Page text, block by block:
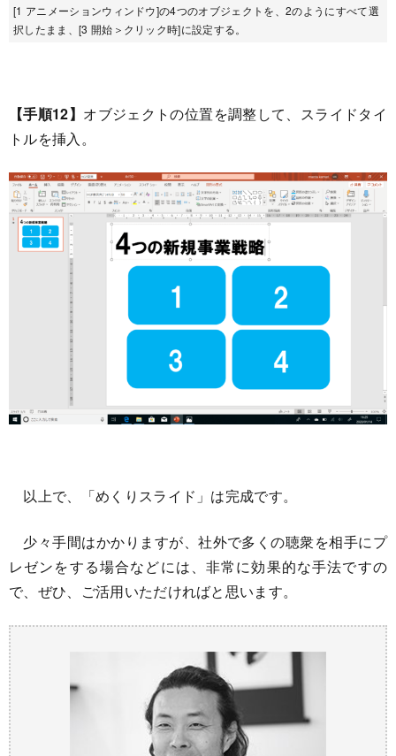
[1 アニメーションウィンドウ]の4つのオブジェクトを、2のようにすべて選
択したまま、[3 開始＞クリック時]に設定する。
【手順12】 オブジェクトの位置を調整して、スライドタイ
トルを挿入。
以上で、「めくりスライド」は完成です。
少々手間はかかりますが、社外で多くの聴衆を相手にプ
レゼンをする場合などには、非常に効果的な手法ですの
で、ぜひ、ご活用いただければと思います。